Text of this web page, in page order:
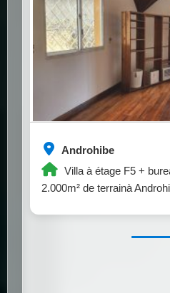
Androhibe
Villa à étage F5 +
2.000m² de terrainà